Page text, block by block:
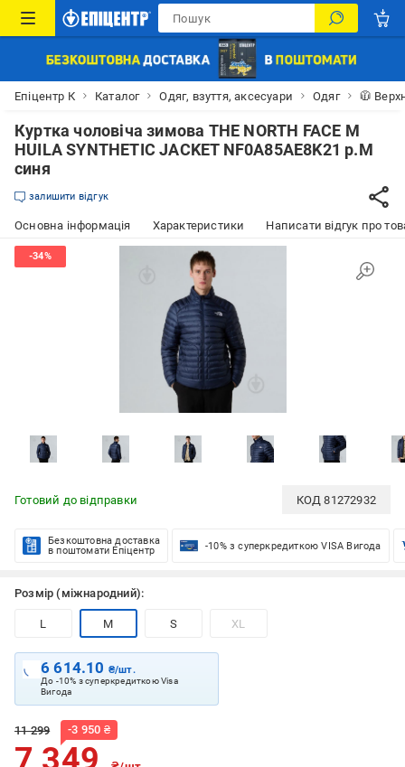
Епіцентр К Каталог Одяг, взуття, аксесуари Одяг 🧥
Куртка чоловіча зимова THE NORTH FACE M
HUILA SYNTHETIC JACKET NF0A85AE8K21 р.M
синя
залишити відгук
Основна інформація Характеристики Написати відгук про
Готовий до відправки КОД81272932
Безкоштовна доставка
в поштомати Епіцентр
-10% з суперкредиткою VISA Вигода
Розмір (міжнародний):
L M S XL
6 614.10 ₴/шт.
До -10% з суперкредиткою Visa
Вигода
11 299 -3 950 ₴